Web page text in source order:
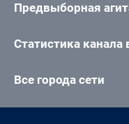
Предвыборная
Статистика канала
Все города сети